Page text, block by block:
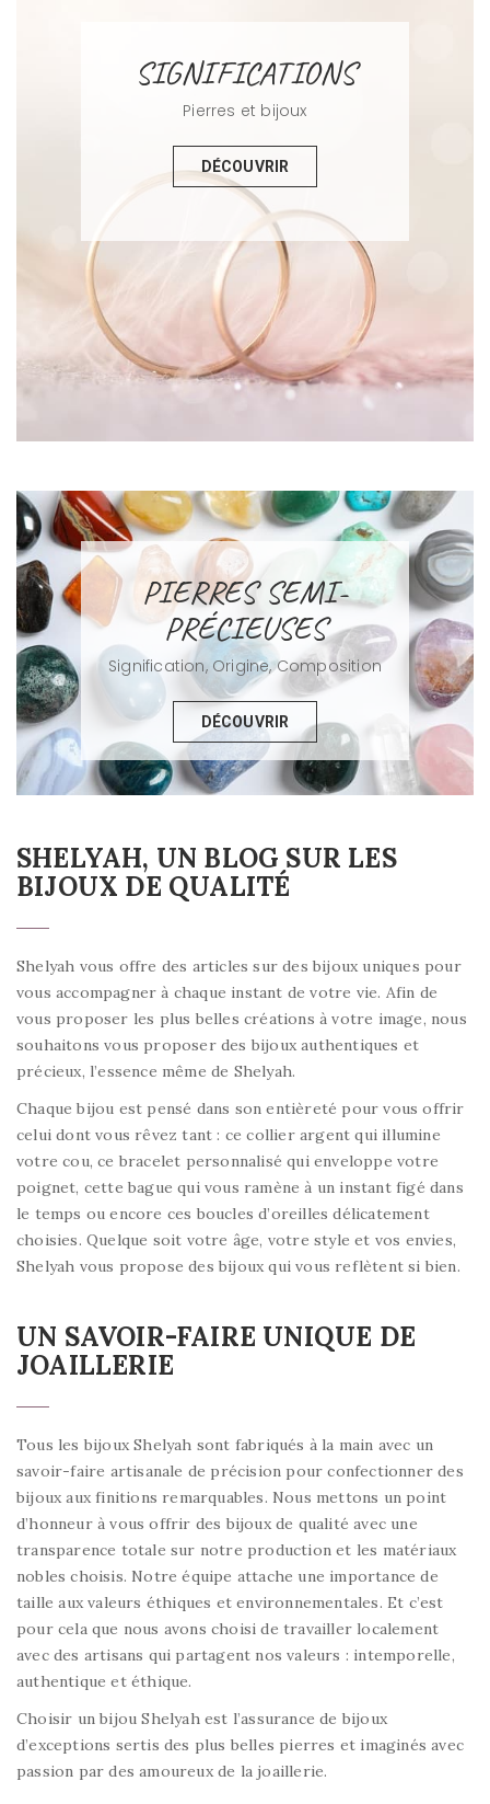
SIGNIFICATIONS
Pierres et bijoux
DÉCOUVRIR
PIERRES SEMI-
PRÉCIEUSES
Signification, Origine, Composition
DÉCOUVRIR
SHELYAH, UN BLOG SUR LES
BIJOUX DE QUALITÉ
Shelyah vous offre des articles sur des bijoux uniques pour
vous accompagner à chaque instant de votre vie. Afin de
vous proposer les plus belles créations à votre image, nous
souhaitons vous proposer des bijoux authentiques et
précieux, l’essence même de Shelyah.
Chaque bijou est pensé dans son entièreté pour vous offrir
celui dont vous rêvez tant : ce collier argent qui illumine
votre cou, ce bracelet personnalisé qui enveloppe votre
poignet, cette bague qui vous ramène à un instant figé dans
le temps ou encore ces boucles d’oreilles délicatement
choisies. Quelque soit votre âge, votre style et vos envies,
Shelyah vous propose des bijoux qui vous reflètent si bien.
UN SAVOIR-FAIRE UNIQUE DE
JOAILLERIE
Tous les bijoux Shelyah sont fabriqués à la main avec un
savoir-faire artisanale de précision pour confectionner des
bijoux aux finitions remarquables. Nous mettons un point
d’honneur à vous offrir des bijoux de qualité avec une
transparence totale sur notre production et les matériaux
nobles choisis. Notre équipe attache une importance de
taille aux valeurs éthiques et environnementales. Et c’est
pour cela que nous avons choisi de travailler localement
avec des artisans qui partagent nos valeurs : intemporelle,
authentique et éthique.
Choisir un bijou Shelyah est l’assurance de bijoux
d’exceptions sertis des plus belles pierres et imaginés avec
passion par des amoureux de la joaillerie.